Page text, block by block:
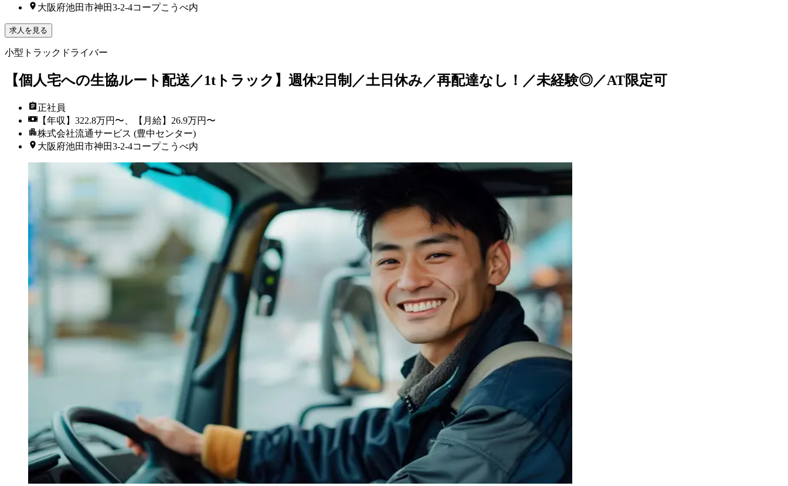
大阪府池田市神田3-2-4コープこうべ内
求人を見る
小型トラックドライバー
【個人宅への生協ルート配送／1tトラック】週休2日制／土日休み／再配達なし！／未経験◎／AT限定可
正社員
【年収】322.8万円〜、【月給】26.9万円〜
株式会社流通サービス (豊中センター)
大阪府池田市神田3-2-4コープこうべ内